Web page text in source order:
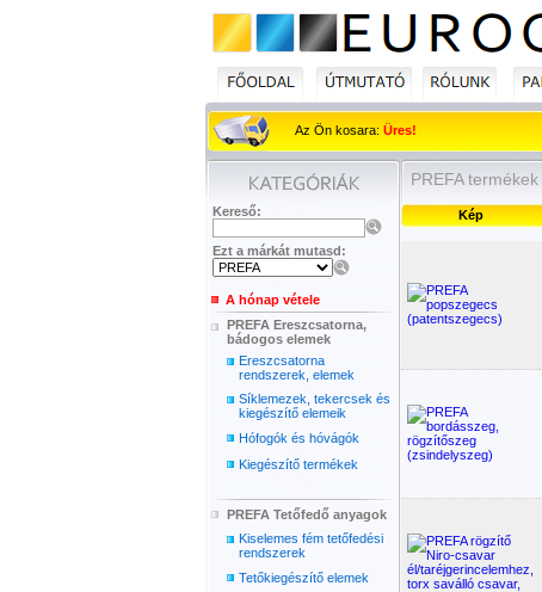
Az Ön kosara: Üres!
Kereső:
Ezt a márkát mutasd:
A hónap vétele
PREFA Ereszcsatorna,
bádogos elemek
Ereszcsatorna
rendszerek, elemek
Síklemezek, tekercsek és
kiegészítő elemeik
Hófogók és hóvágók
Kiegészítő termékek
PREFA Tetőfedő anyagok
Kiselemes fém tetőfedési
rendszerek
Tetőkiegészítő elemek
PREFA termékek
Kép